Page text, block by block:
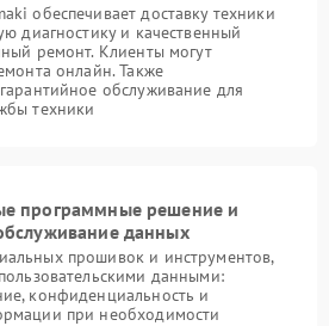
обеспечивает доставку техники
диагностику и качественный
ремонт. Клиенты могут
онлайн. Также
обслуживание для
техники
программные решение и
данных
прошивок и инструментов,
данными:
конфиденциальность и
при необходимости